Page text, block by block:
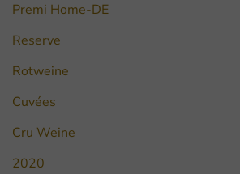
Premi Home-DE
Reserve
Rotweine
Cuvées
Cru Weine
2020